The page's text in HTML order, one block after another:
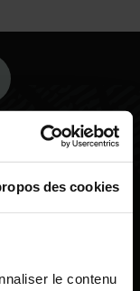
des cookies
le contenu